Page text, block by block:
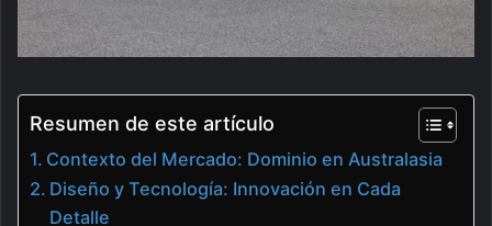
Resumen de este artículo
Contexto del Mercado: Dominio en Australasia
Diseño y Tecnología: Innovación en Cada
Detalle